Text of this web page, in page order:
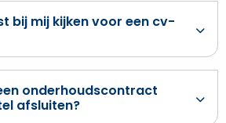
bij mij kijken voor een cv-
onderhoudscontract
afsluiten?